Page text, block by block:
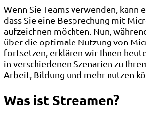
Wenn Sie Teams verwenden, kann
dass Sie eine Besprechung mit
aufzeichnen möchten. Nun,
über die optimale Nutzung von
fortsetzen, erklären wir Ihnen
in verschiedenen Szenarien zu
Arbeit, Bildung und mehr nutzen
Was ist Streamen?